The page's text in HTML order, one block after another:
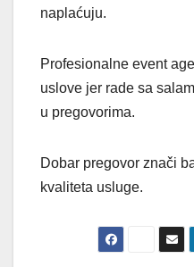
naplaćuju.
Profesionalne event
uslove jer rade sa
u pregovorima.
Dobar pregovor znači
kvaliteta usluge.